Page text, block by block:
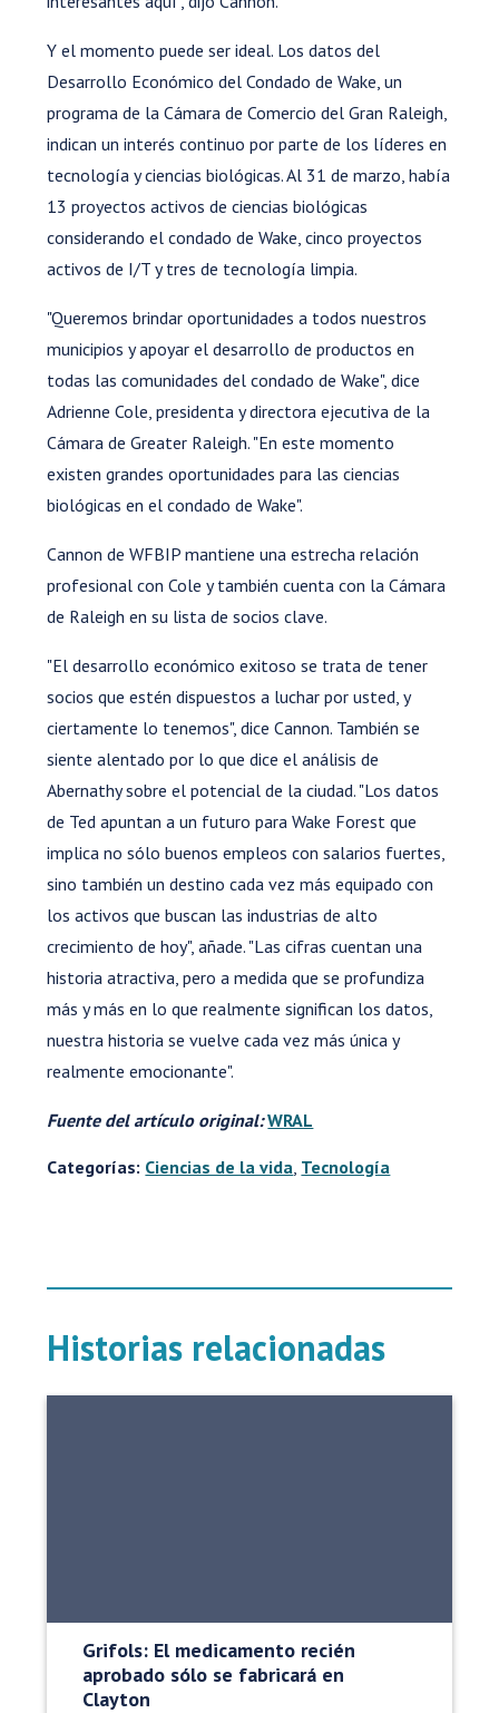
Y el momento puede ser ideal. Los datos del
Desarrollo Económico del Condado de Wake, un
programa de la Cámara de Comercio del Gran Raleigh,
indican un interés continuo por parte de los líderes en
tecnología y ciencias biológicas. Al 31 de marzo, había
13 proyectos activos de ciencias biológicas
considerando el condado de Wake, cinco proyectos
activos de I/T y tres de tecnología limpia.
"Queremos brindar oportunidades a todos nuestros
municipios y apoyar el desarrollo de productos en
todas las comunidades del condado de Wake", dice
Adrienne Cole, presidenta y directora ejecutiva de la
Cámara de Greater Raleigh. "En este momento
existen grandes oportunidades para las ciencias
biológicas en el condado de Wake".
Cannon de WFBIP mantiene una estrecha relación
profesional con Cole y también cuenta con la Cámara
de Raleigh en su lista de socios clave.
"El desarrollo económico exitoso se trata de tener
socios que estén dispuestos a luchar por usted, y
ciertamente lo tenemos", dice Cannon. También se
siente alentado por lo que dice el análisis de
Abernathy sobre el potencial de la ciudad. "Los datos
de Ted apuntan a un futuro para Wake Forest que
implica no sólo buenos empleos con salarios fuertes,
sino también un destino cada vez más equipado con
los activos que buscan las industrias de alto
crecimiento de hoy", añade. "Las cifras cuentan una
historia atractiva, pero a medida que se profundiza
más y más en lo que realmente significan los datos,
nuestra historia se vuelve cada vez más única y
realmente emocionante".
Fuente del artículo original: WRAL
Categorías: Ciencias de la vida Tecnología
Historias relacionadas
Grifols: El medicamento recién
aprobado sólo se fabricará en
Clayton